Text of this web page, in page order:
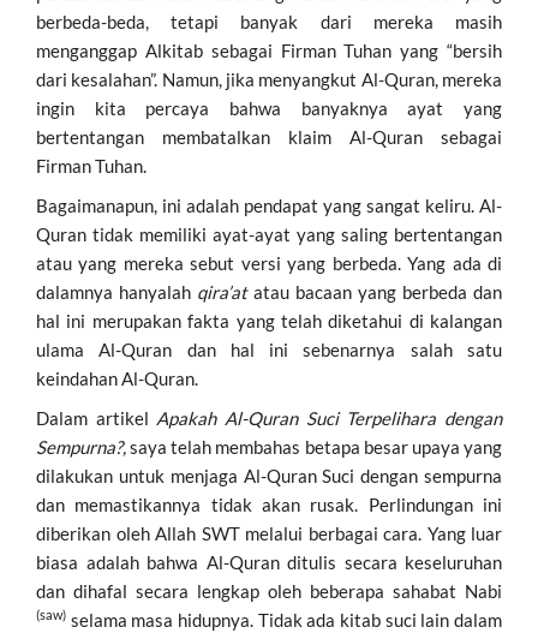
berbeda-beda, tetapi banyak dari mereka masih
menganggap Alkitab sebagai Firman Tuhan yang “bersih
dari kesalahan”. Namun, jika menyangkut Al-Quran, mereka
ingin kita percaya bahwa banyaknya ayat yang
bertentangan membatalkan klaim Al-Quran sebagai
Firman Tuhan.
Bagaimanapun, ini adalah pendapat yang sangat keliru. Al-
Quran tidak memiliki ayat-ayat yang saling bertentangan
atau yang mereka sebut versi yang berbeda. Yang ada di
dalamnya hanyalah qira’atatau bacaan yang berbeda dan
hal ini merupakan fakta yang telah diketahui di kalangan
ulama Al-Quran dan hal ini sebenarnya salah satu
keindahan Al-Quran.
Dalam artikel Apakah Al-Quran Suci Terpelihara dengan
Sempurna?,saya telah membahas betapa besar upaya yang
dilakukan untuk menjaga Al-Quran Suci dengan sempurna
dan memastikannya tidak akan rusak. Perlindungan ini
diberikan oleh Allah SWT melalui berbagai cara. Yang luar
biasa adalah bahwa Al-Quran ditulis secara keseluruhan
dan dihafal secara lengkap oleh beberapa sahabat Nabi
(saw) selama masa hidupnya. Tidak ada kitab suci lain dalam